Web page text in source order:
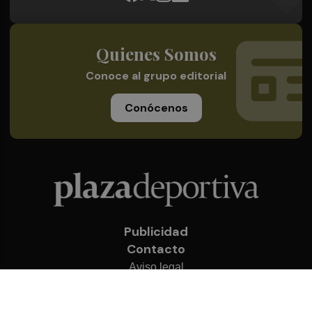
Quienes Somos
Conoce al grupo editorial
Conócenos
Publicidad
Contacto
Aviso legal